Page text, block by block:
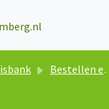
Bestellen en beoordelingsmateriaal